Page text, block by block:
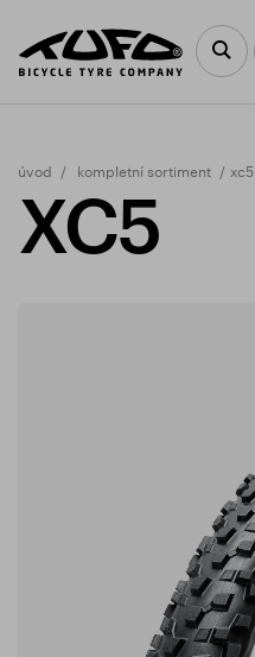
úvod kompletní sortiment xc5
XC5